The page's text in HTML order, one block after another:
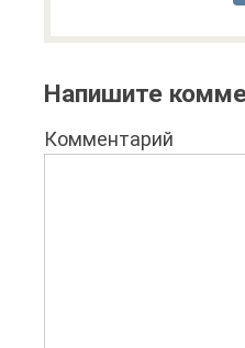
Напишите
Комментарий